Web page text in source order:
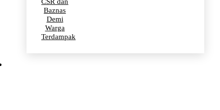
CSR dan
Baznas
Demi
Warga
Terdampak